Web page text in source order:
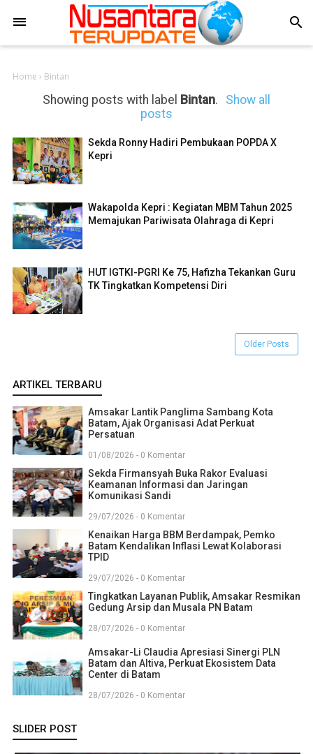
search
Home › Bintan
Showing posts with label Bintan.
Show all
posts
Sekda Ronny Hadiri Pembukaan POPDA X
Kepri
Wakapolda Kepri : Kegiatan MBM Tahun 2025
Memajukan Pariwisata Olahraga di Kepri
HUT IGTKI-PGRI Ke 75, Hafizha Tekankan Guru
TK Tingkatkan Kompetensi Diri
Older Posts
ARTIKEL TERBARU
Amsakar Lantik Panglima Sambang Kota
Batam, Ajak Organisasi Adat Perkuat
Persatuan
01/08/2026 - 0 Komentar
Sekda Firmansyah Buka Rakor Evaluasi
Keamanan Informasi dan Jaringan
Komunikasi Sandi
29/07/2026 - 0 Komentar
Kenaikan Harga BBM Berdampak, Pemko
Batam Kendalikan Inflasi Lewat Kolaborasi
TPID
29/07/2026 - 0 Komentar
Tingkatkan Layanan Publik, Amsakar Resmikan
Gedung Arsip dan Musala PN Batam
28/07/2026 - 0 Komentar
Amsakar-Li Claudia Apresiasi Sinergi PLN
Batam dan Altiva, Perkuat Ekosistem Data
Center di Batam
28/07/2026 - 0 Komentar
SLIDER POST